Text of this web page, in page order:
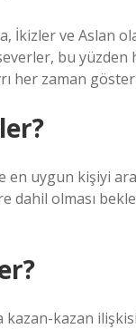
İkizler ve Aslan
bu
her zaman
en uygun kişiyi
olması
kazan